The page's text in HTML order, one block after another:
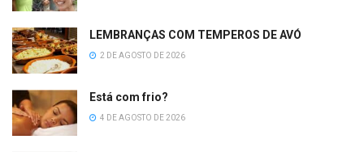
LEMBRANÇAS COM TEMPEROS DE AVÓ
2 DE AGOSTO DE 2026
Está com frio?
4 DE AGOSTO DE 2026